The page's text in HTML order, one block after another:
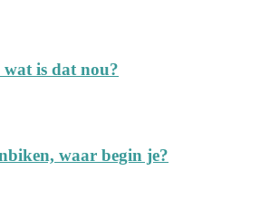
wat is dat nou?
waar begin je?